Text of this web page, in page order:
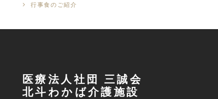
行事食のご紹介
医療法人社団 三誠会
北斗わかば介護施設